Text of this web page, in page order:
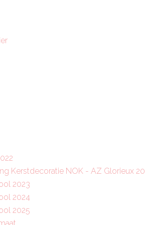
Kerstdecoratie NOK - AZ Glorieux
2023
2024
2025